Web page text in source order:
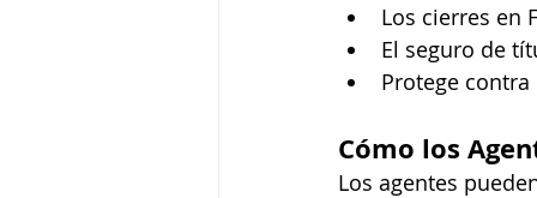
Los cierres en
El seguro de
Protege
Cómo los
Los agentes